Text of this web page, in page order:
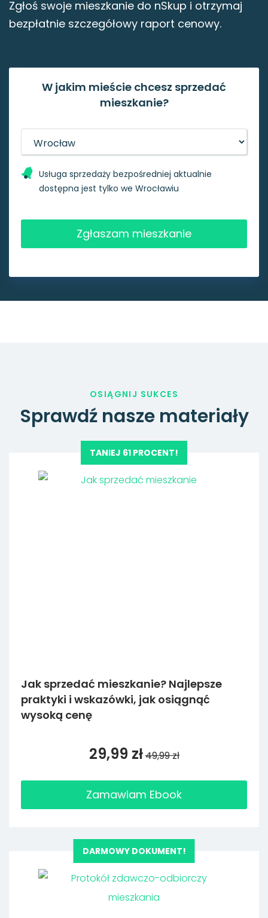
Zgłoś swoje mieszkanie do nSkup i otrzymaj
bezpłatnie szczegółowy raport cenowy.
W jakim mieście chcesz sprzedać
mieszkanie?
Usługa sprzedaży bezpośredniej aktualnie
dostępna jest tylko we Wrocławiu
Zgłaszam mieszkanie
OSIĄGNIJ SUKCES
Sprawdź nasze materiały
TANIEJ 61 PROCENT!
Jak sprzedać mieszkanie? Najlepsze
praktyki i wskazówki, jak osiągnąć
wysoką cenę
29,99 zł49,99 zł
Zamawiam Ebook
DARMOWY DOKUMENT!